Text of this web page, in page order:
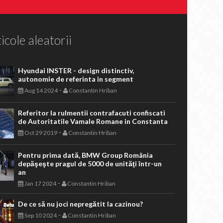
aleatorii
Hyundai INSTER - design distinctiv,
autonomie de referinta in segment
Aug 14 2024- Constantin Hriban
Referitor la rulmentii contrafacuti confiscati
de Autoritatile Vamale Romane in Constanta
Oct 29 2019- Constantin Hriban
Pentru prima dată, BMW Group România
depăşeşte pragul de 5000 de unităţi într-un
an
Jan 17 2024- Constantin Hriban
De ce să nu joci nepregătit la cazinou?
Sep 10 2024- Constantin Hriban